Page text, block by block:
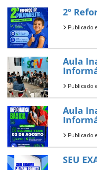
2º
Publicado
Aula
Publicado
Aula
Publicado
SEU